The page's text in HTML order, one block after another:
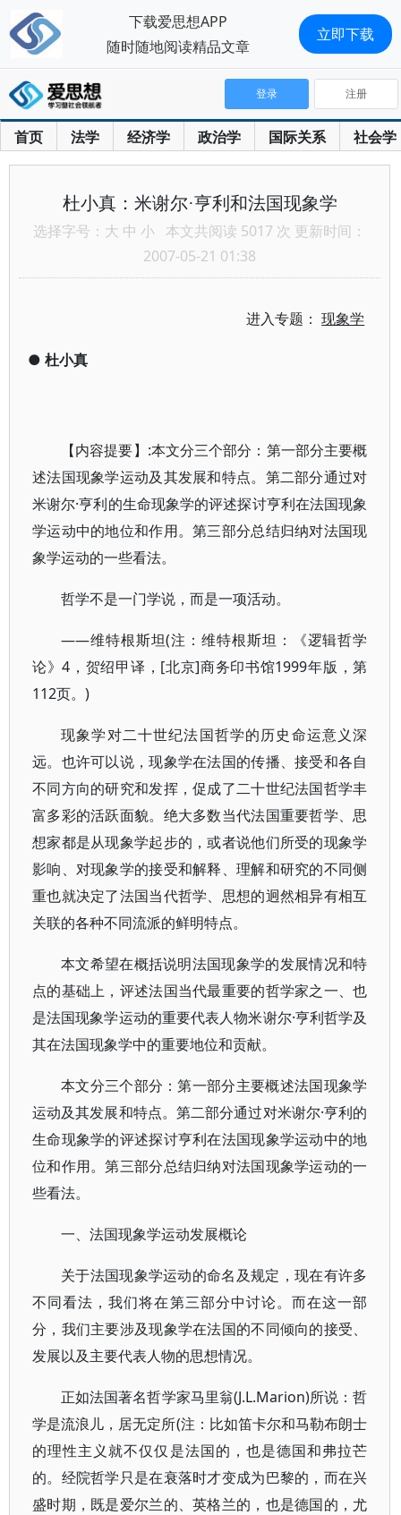
首页 法学 经济学 政治学 国际关系 社会学
登录 注册
杜小真：米谢尔·亨利和法国现象学
选择字号： 大 中 小 本文共阅读 5017 次 更新时间：
2007-05-21 01:38
进入专题：现象学
● 杜小真
【内容提要】:本文分三个部分：第一部分主要概
述法国现象学运动及其发展和特点。第二部分通过对
米谢尔·亨利的生命现象学的评述探讨亨利在法国现象
学运动中的地位和作用。第三部分总结归纳对法国现
象学运动的一些看法。
哲学不是一门学说，而是一项活动。
——维特根斯坦(注：维特根斯坦：《逻辑哲学
论》4，贺绍甲译，[北京]商务印书馆1999年版，第
112页。)
现象学对二十世纪法国哲学的历史命运意义深
远。也许可以说，现象学在法国的传播、接受和各自
不同方向的研究和发挥，促成了二十世纪法国哲学丰
富多彩的活跃面貌。绝大多数当代法国重要哲学、思
想家都是从现象学起步的，或者说他们所受的现象学
影响、对现象学的接受和解释、理解和研究的不同侧
重也就决定了法国当代哲学、思想的迥然相异有相互
关联的各种不同流派的鲜明特点。
本文希望在概括说明法国现象学的发展情况和特
点的基础上，评述法国当代最重要的哲学家之一、也
是法国现象学运动的重要代表人物米谢尔·亨利哲学及
其在法国现象学中的重要地位和贡献。
本文分三个部分：第一部分主要概述法国现象学
运动及其发展和特点。第二部分通过对米谢尔·亨利的
生命现象学的评述探讨亨利在法国现象学运动中的地
位和作用。第三部分总结归纳对法国现象学运动的一
些看法。
一、法国现象学运动发展概论
关于法国现象学运动的命名及规定，现在有许多
不同看法，我们将在第三部分中讨论。而在这一部
分，我们主要涉及现象学在法国的不同倾向的接受、
发展以及主要代表人物的思想情况。
正如法国著名哲学家马里翁(J.L.Marion)所说：哲
学是流浪儿，居无定所(注：比如笛卡尔和马勒布朗士
的理性主义就不仅仅是法国的，也是德国和弗拉芒
的。经院哲学只是在衰落时才变成为巴黎的，而在兴
盛时期，既是爱尔兰的、英格兰的，也是德国的，尤
下载爱思想APP
随时随地阅读精品文章
立即下载